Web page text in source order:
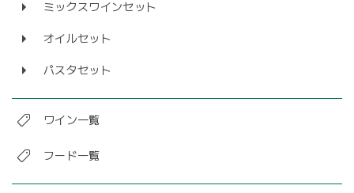
ミックスワインセット
オイルセット
パスタセット
ワイン一覧
フード一覧